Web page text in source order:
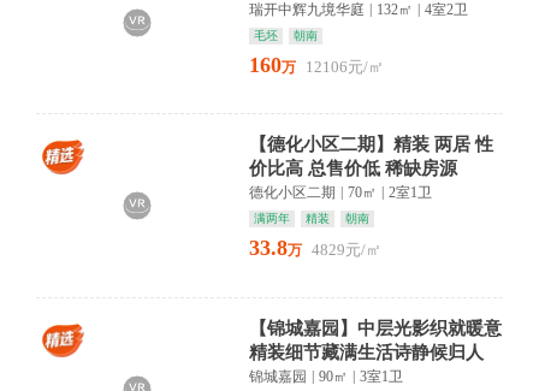
画布待君描
瑞开中辉九境华庭 132㎡ 4室2卫
毛坯 朝南
160万 12106元/㎡
【德化小区二期】精装 两居 性
价比高 总售价低 稀缺房源
德化小区二期 70㎡ 2室1卫
满两年 精装 朝南
33.8万 4829元/㎡
【锦城嘉园】中层光影织就暖意
精装细节藏满生活诗静候归人
锦城嘉园 | 90㎡ | 3室1卫